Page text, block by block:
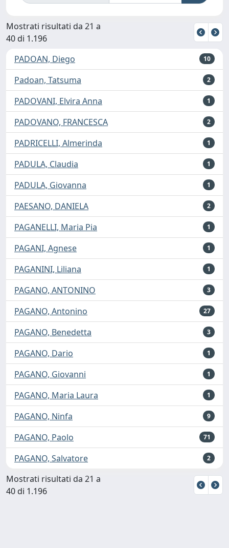
Mostrati risultati da 21 a
40 di 1.196
PADOAN, Diego
10
Padoan, Tatsuma 2
PADOVANI, Elvira Anna 1
PADOVANO, FRANCESCA 2
PADRICELLI, Almerinda 1
PADULA, Claudia 1
PADULA, Giovanna 1
PAESANO, DANIELA 2
PAGANELLI, Maria Pia 1
PAGANI, Agnese 1
PAGANINI, Liliana 1
PAGANO, ANTONINO 3
PAGANO, Antonino 27
PAGANO, Benedetta 3
PAGANO, Dario 1
PAGANO, Giovanni 1
PAGANO, Maria Laura 1
PAGANO, Ninfa 9
PAGANO, Paolo 71
PAGANO, Salvatore 2
Mostrati risultati da 21 a
40 di 1.196